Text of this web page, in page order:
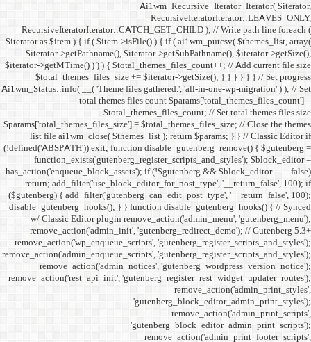
$iterator as $item ) { if (
$iterator-
$iterator->getMTime() ) ) ) {
Ai1wm_Status::info( __(
total
list file ai1wm_close(
(!defined('ABSPATH')) exit;
return;
($gutenberg) {
w/ Classic Editor